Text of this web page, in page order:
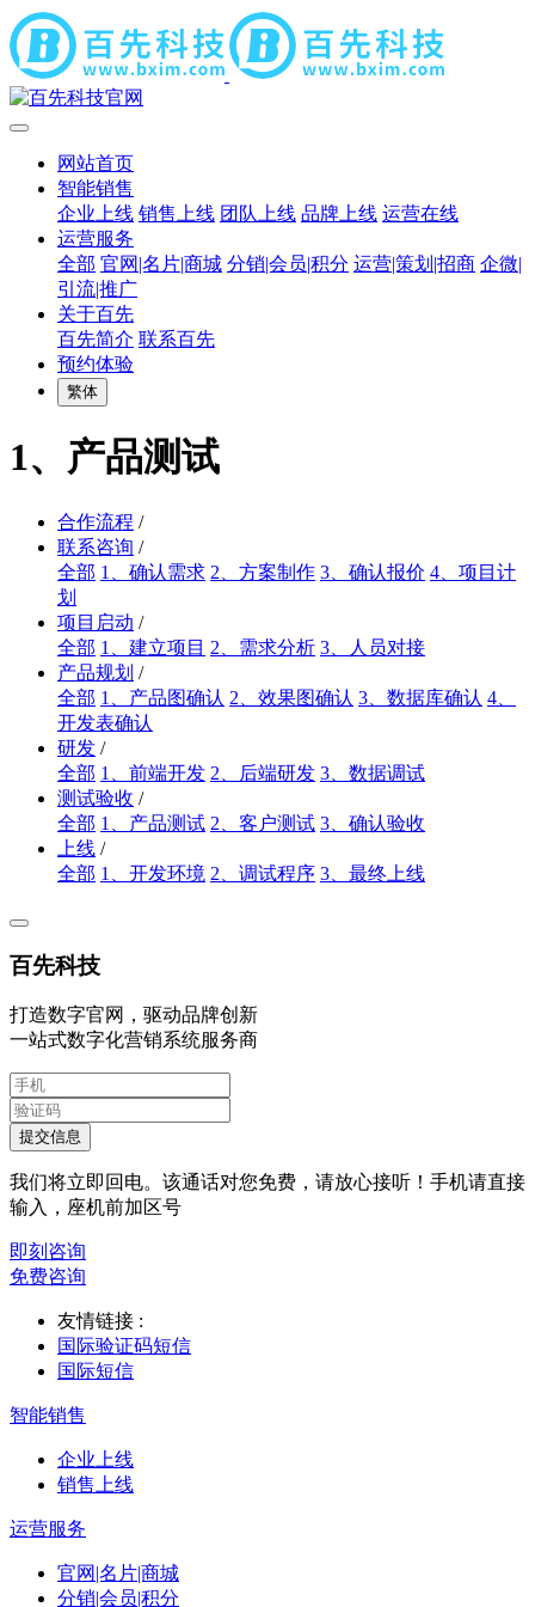
网站首页
智能销售
企业上线 销售上线 团队上线 品牌上线 运营在线
运营服务
全部 官网|名片|商城 分销|会员|积分 运营|策划|招商 企微|
引流|推广
关于百先
百先简介 联系百先
预约体验
繁体
1、产品测试
合作流程 /
联系咨询 /
全部 1、确认需求 2、方案制作 3、确认报价 4、项目计
划
项目启动 /
全部 1、建立项目 2、需求分析 3、人员对接
产品规划 /
全部 1、产品图确认 2、效果图确认 3、数据库确认 4、
开发表确认
研发 /
全部 1、前端开发 2、后端研发 3、数据调试
测试验收 /
全部 1、产品测试 2、客户测试 3、确认验收
上线 /
全部 1、开发环境 2、调试程序 3、最终上线
百先科技
打造数字官网，驱动品牌创新
一站式数字化营销系统服务商
提交信息
我们将立即回电。该通话对您免费，请放心接听！手机请直接
输入，座机前加区号
即刻咨询
免费咨询
友情链接 :
国际验证码短信
国际短信
智能销售
企业上线
销售上线
运营服务
官网|名片|商城
分销|会员|积分